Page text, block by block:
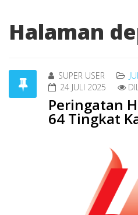
Halaman
SUPER USER
24 JULI 2025
Peringatan
64 Tingkat